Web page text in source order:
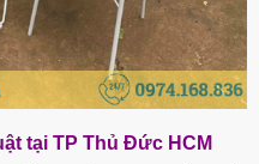
tại TP Thủ Đức HCM